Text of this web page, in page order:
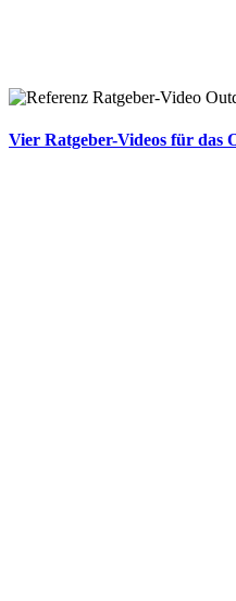
Vier Ratgeber-Videos für das